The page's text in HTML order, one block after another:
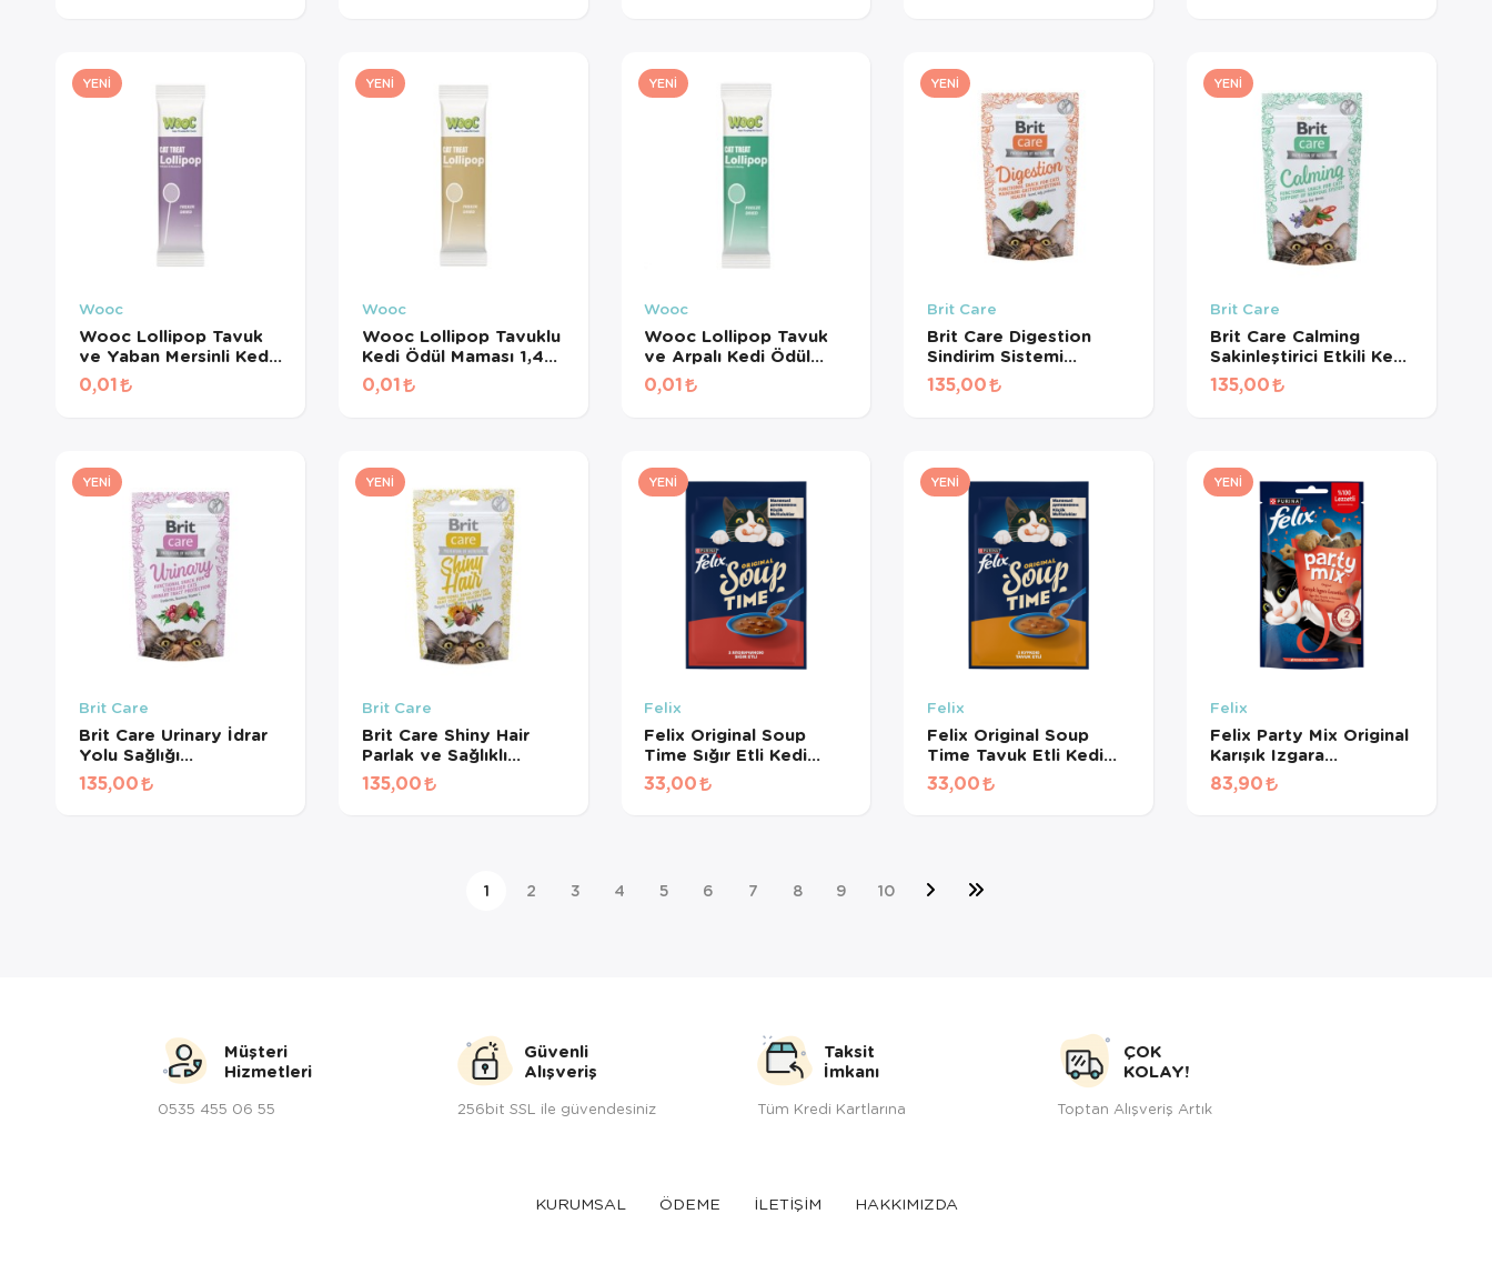
YENI
Wooc
Wooc Lollipop Tavuk
ve Yaban Mersinli Kedi
Ödül Maması 1,4 Gr
0,01
YENI
Wooc
Wooc Lollipop Tavuklu
Kedi Ödül Maması 1,4
Gr
0,01
YENI
Wooc
Wooc Lollipop Tavuk
ve Arpalı Kedi Ödül
Maması 1,4 Gr
0,01
YENI
Brit Care
Brit Care Digestion
Sindirim Sistemi
Destekleyici Tahılsız
Kedi Ödül Maması 50gr
135,00
YENI
Brit Care
Brit Care Calming
Sakinleştirici Etkili Kedi
Ödül Maması 50gr
135,00
YENI
Brit Care
Brit Care Urinary İdrar
Yolu Sağlığı
Destekleyici Kedi Ödül
Maması 50 Gr
135,00
YENI
Brit Care
Brit Care Shiny Hair
Parlak ve Sağlıklı
Tüyler için Tahılsız Kedi
Ödül Maması 50gr
135,00
YENI
Felix
Felix Original Soup
Time Sığır Etli Kedi
Çorbası 48 Gr
33,00
YENI
Felix
Felix Original Soup
Time Tavuk Etli Kedi
Çorbası 48 Gr
33,00
YENI
Felix
Felix Party Mix Original
Karışık Izgara
Lezzetleri Kedi Ödül
Maması 60 Gr
83,90
1 2 3 4 5 6 7 8 9 10
Müşteri
Hizmetleri
0535 455 06 55
Güvenli
Alışveriş
256bit SSL ile güvendesiniz
Taksit
İmkanı
Tüm Kredi Kartlarına
ÇOK
KOLAY!
Toptan Alışveriş Artık
KURUMSAL ÖDEME İLETİŞİM HAKKIMIZDA